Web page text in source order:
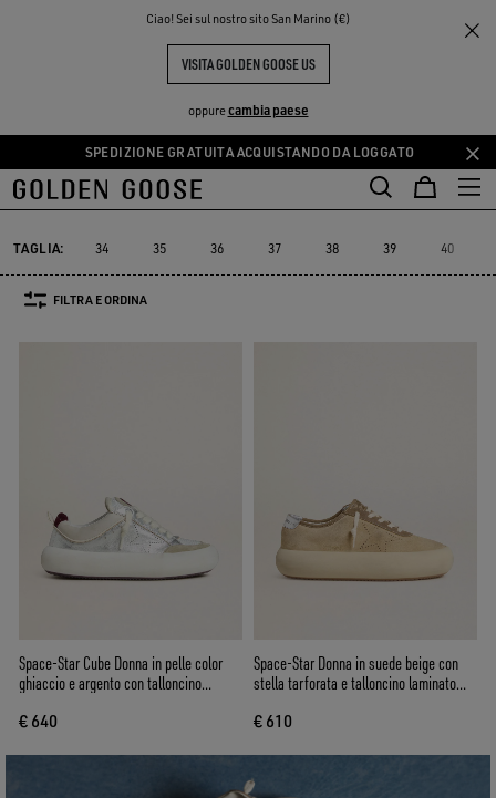
Ciao! Sei sul nostro sito San Marino (€)
VISITA GOLDEN GOOSE US
oppurecambia paese
Vai
al
principale
Vai
al
del
piè
di
SPEDIZIONE GRATUITA ACQUISTANDO DA LOGGATO
THE
COMMUNITY
Space-Star
SPACE-STAR DONNA
Space-Star
Space-Star
Starter
Starter
Sostenibile
Sostenibile
Suede Selection
Suede
TAGLIA: 34 35 36 37 38 39 40
FILTRA E ORDINA
Space-Star Cube Donna in pelle color
ghiaccio e argento con talloncino
€ 640
Space-Star Donna in suede beige con
stella tarforata e talloncino laminato
€ 610